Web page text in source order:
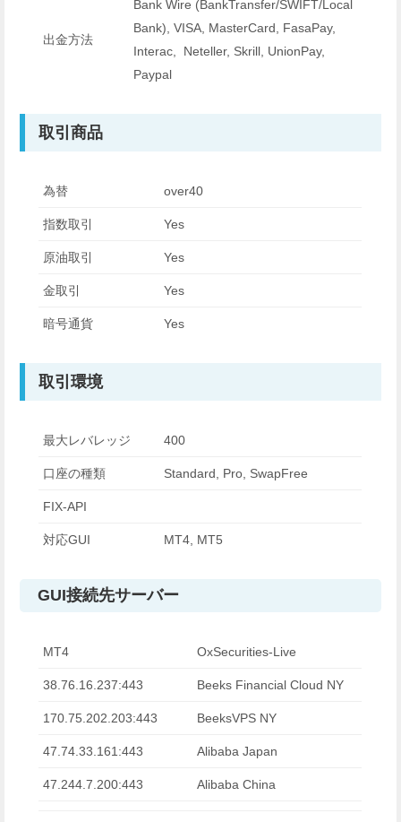
出金方法
Bank Wire (BankTransfer/SWIFT/Local
Bank), VISA, MasterCard, FasaPay,
Interac, Neteller, Skrill, UnionPay,
Paypal
取引商品
為替 over40
指数取引 Yes
原油取引 Yes
金取引 Yes
暗号通貨 Yes
取引環境
最大レバレッジ 400
口座の種類 Standard, Pro, SwapFree
FIX-API
対応GUI MT4, MT5
GUI接続先サーバー
MT4 OxSecurities-Live
38.76.16.237:443 Beeks Financial Cloud NY
170.75.202.203:443 BeeksVPS NY
47.74.33.161:443 Alibaba Japan
47.244.7.200:443 Alibaba China